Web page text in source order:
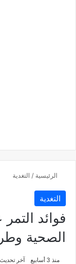
الرئيسية / التغدية
التغدية
فوائد
الصحية
منذ 3 أسابيع آخر تحديث: